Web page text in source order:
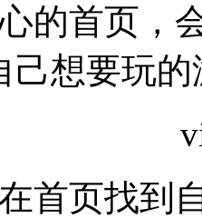
的首页，
己想要玩的
首页找到